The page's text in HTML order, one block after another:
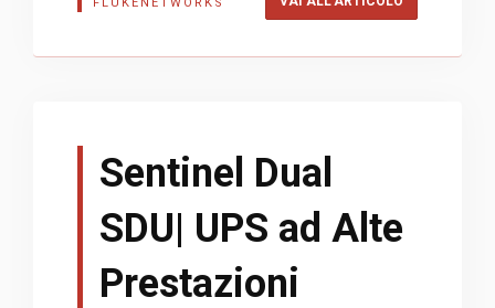
Sentinel Dual
SDU| UPS ad Alte
Prestazioni